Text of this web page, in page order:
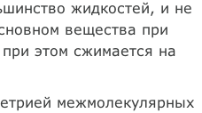
жидкостей, и не
вещества при
этом сжимается на
межмолекулярных